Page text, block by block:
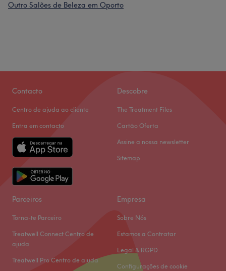
Outro Salões de Beleza em Oporto
Contacto
Centro de ajuda ao cliente
Entra em contacto
Descobre
The Treatment Files
Cartão Oferta
Assine a nossa newsletter
Sitemap
Parceiros
Torna-te Parceiro
Treatwell Connect Centro de
ajuda
Treatwell Pro Centro de ajuda
Empresa
Sobre Nós
Estamos a Contratar
Legal & RGPD
Configurações de cookie